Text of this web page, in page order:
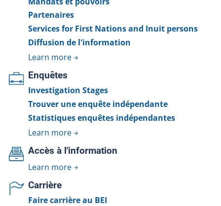
Partenaires
Services for First Nations and Inuit persons
Diffusion de l'information
Learn more
Enquêtes
Investigation Stages
Trouver une enquête indépendante
Statistiques enquêtes indépendantes
Learn more
Accès à l'information
Learn more
Carrière
Faire carrière au BEI